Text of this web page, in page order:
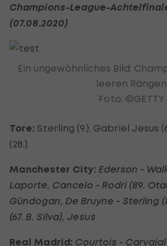
Champions-League-
(07.08.2020)
Ein ungewöhnliches Bild:
leeren Rängen
Foto: ©GETTY
Tore: Sterling (9.), Gabriel Jesus
(28.).
Manchester City: Ederson -
Laporte, Cancelo - Rodri (89.
Gündogan, De Bruyne - Sterling
(67. B. Silva), Jesus
Real Madrid: Courtois - Carvajal